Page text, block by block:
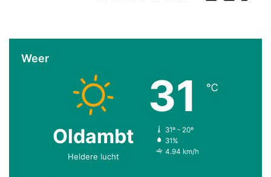
Weer
Oldambt
Heldere lucht
31 ℃
31º - 20º
31%
4.94 km/h